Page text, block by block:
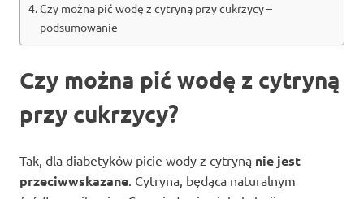
Czy można pić wodę z cytryną przy cukrzycy –
podsumowanie
Czy można pić wodę z cytryną
przy cukrzycy?
Tak, dla diabetyków picie wody z cytryną nie jest
przeciwwskazane. Cytryna, będąca naturalnym